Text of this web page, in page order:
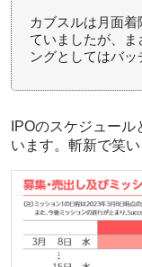
カブスルは月面
ていましたが、ま
ングとしてはバッ
IPOのスケジュー
います。斬新で笑